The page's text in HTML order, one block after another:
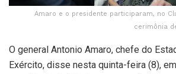
Amaro e o presidente participaram, no
cerimônia
O general Antonio Amaro, chefe do
Exército, disse nesta quinta-feira (8),